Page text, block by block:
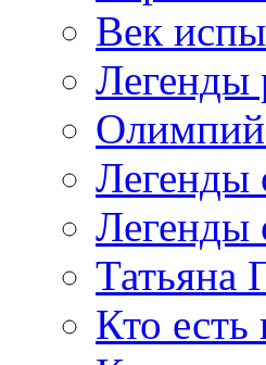
Век
Легенды
Легенды
Легенды
Татьяна
Кто есть